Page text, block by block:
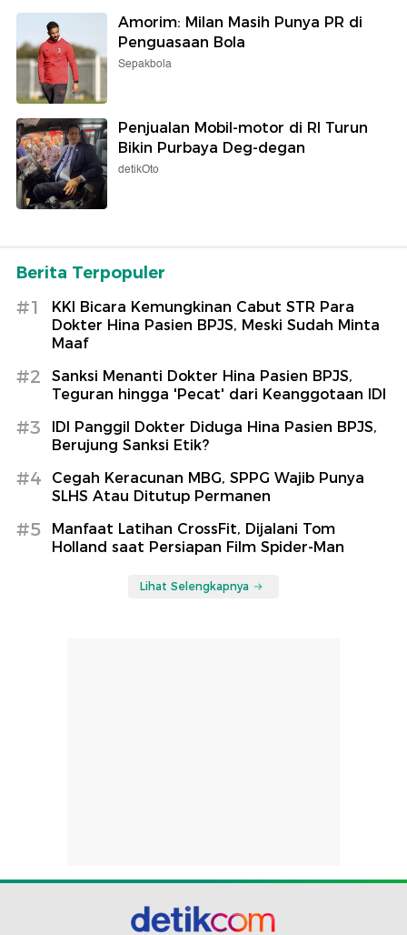
Amorim: Milan Masih Punya PR di
Penguasaan Bola
Sepakbola
Penjualan Mobil-motor di RI Turun
Bikin Purbaya Deg-degan
detikOto
Berita Terpopuler
#1
KKI Bicara Kemungkinan Cabut STR Para
Dokter Hina Pasien BPJS, Meski Sudah Minta
Maaf
#2
Sanksi Menanti Dokter Hina Pasien BPJS,
Teguran hingga 'Pecat' dari Keanggotaan IDI
#3
IDI Panggil Dokter Diduga Hina Pasien BPJS,
Berujung Sanksi Etik?
#4
Cegah Keracunan MBG, SPPG Wajib Punya
SLHS Atau Ditutup Permanen
#5
Manfaat Latihan CrossFit, Dijalani Tom
Holland saat Persiapan Film Spider-Man
Lihat Selengkapnya